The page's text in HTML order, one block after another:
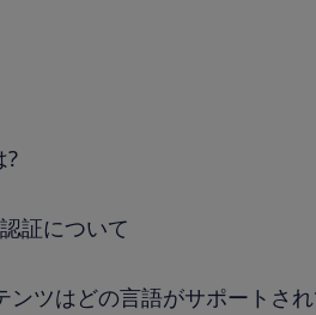
?
証について
ツはどの言語がサポートさ